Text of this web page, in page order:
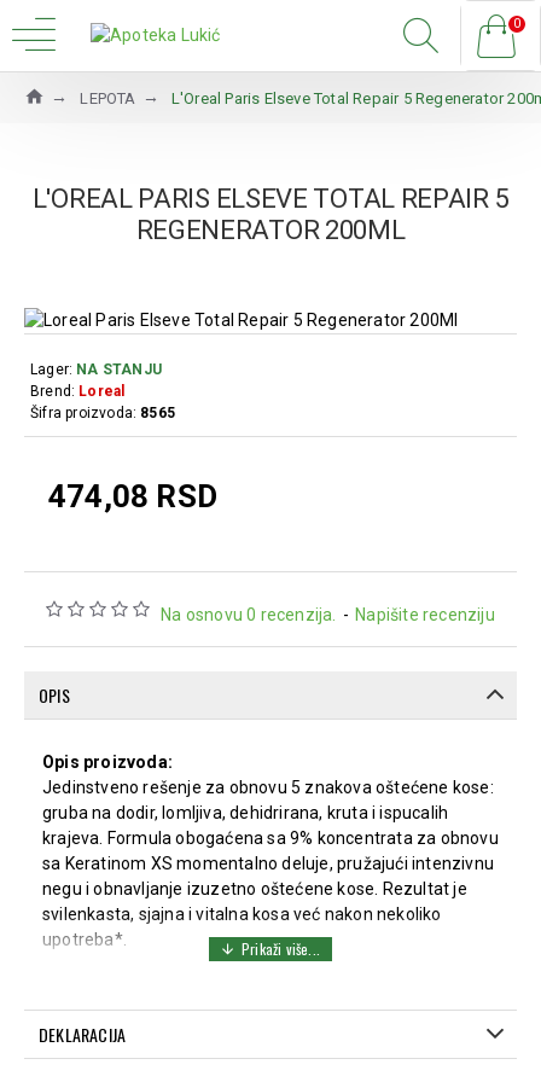
0
LEPOTA L'Oreal Paris Elseve Total Repair 5 Regenerator
L'OREAL PARIS ELSEVE TOTAL REPAIR 5
REGENERATOR 200ML
Na osnovu 0 recenzija. - Napišite recenziju
474,08 RSD
Lager: NA STANJU
Brend: Loreal
Šifra proizvoda: 8565
OPIS
Opis proizvoda:
Jedinstveno rešenje za obnovu 5 znakova oštećene kose:
gruba na dodir, lomljiva, dehidrirana, kruta i ispucalih
krajeva. Formula obogaćena sa 9% koncentrata za obnovu
sa Keratinom XS momentalno deluje, pružajući intenzivnu
negu i obnavljanje izuzetno oštećene kose. Rezultat je
svilenkasta, sjajna i vitalna kosa već nakon nekoliko
upotreba*.
Pomaže u obnavljanju 5 glavnih znakova oštećenja.
Kosa postaje mekša, sjajnija i lakša za oblikovanje.
Formulacija sa Keratinom XS pruža intenzivnu
DEKLARACIJA